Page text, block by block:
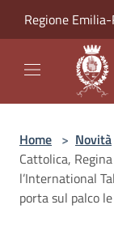
Regione
Home > Novità
Cattolica,
l’International
porta sul palco